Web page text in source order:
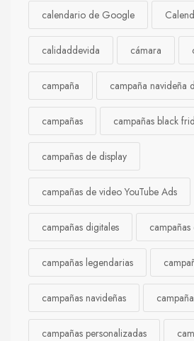
calendario de Google
calidaddevida cámara
campaña campaña navideña
campañas campañas black
campañas de display
campañas de video YouTube Ads
campañas digitales campañas
campañas legendarias
campañas navideñas
campañas personalizadas